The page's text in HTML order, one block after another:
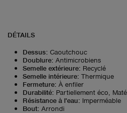
DÉTAILS
Dessus: Caoutchouc
Doublure: Antimicrobiens
Semelle extérieure: Recyclé
Semelle intérieure: Thermique
Fermeture: À enfiler
Durabilité: Partiellement éco,
Résistance à l'eau: Imperméable
Bout: Arrondi